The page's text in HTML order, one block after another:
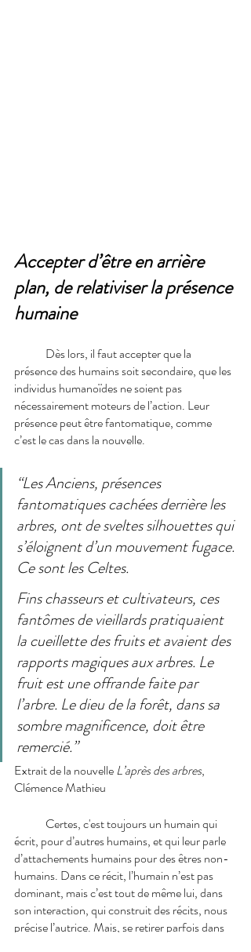
Accepter d’être en arrière
plan, de relativiser la présence
humaine
Dès lors, il faut accepter que la
présence des humains soit secondaire, que les
individus humanoïdes ne soient pas
nécessairement moteurs de l’action. Leur
présence peut être fantomatique, comme
c’est le cas dans la nouvelle.
“Les Anciens, présences
fantomatiques cachées derrière les
arbres, ont de sveltes silhouettes qui
s’éloignent d’un mouvement fugace.
Ce sont les Celtes.
Fins chasseurs et cultivateurs, ces
fantômes de vieillards pratiquaient
la cueillette des fruits et avaient des
rapports magiques aux arbres. Le
fruit est une offrande faite par
l’arbre. Le dieu de la forêt, dans sa
sombre magnificence, doit être
remercié.”
Extrait de la nouvelle L’après des arbres,
Clémence Mathieu
Certes, c'est toujours un humain qui
écrit, pour d’autres humains, et qui leur parle
d’attachements humains pour des êtres non-
humains. Dans ce récit, l’humain n’est pas
dominant, mais c’est tout de même lui, dans
son interaction, qui construit des récits, nous
précise l’autrice. Mais, se retirer parfois dans